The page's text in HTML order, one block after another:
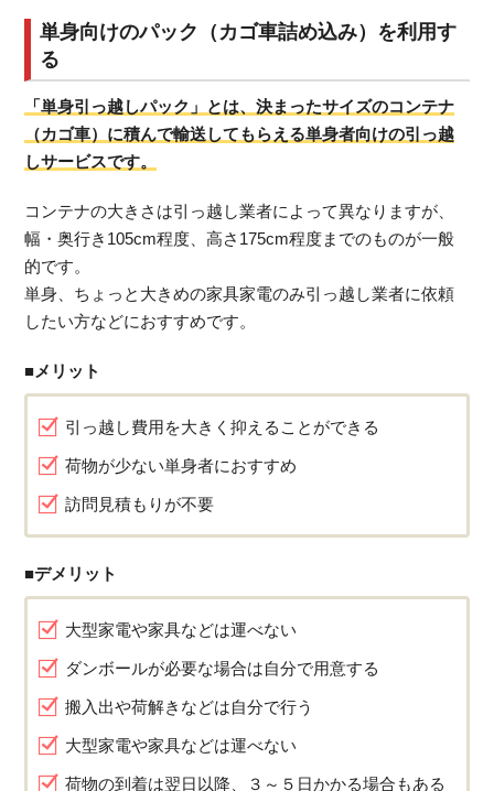
単身向けのパック（カゴ車詰め込み）を利用す
る
「単身引っ越しパック」とは、決まったサイズのコンテナ
（カゴ車）に積んで輸送してもらえる単身者向けの引っ越
しサービスです。
コンテナの大きさは引っ越し業者によって異なりますが、
幅・奥行き105cm程度、高さ175cm程度までのものが一般
的です。
単身、ちょっと大きめの家具家電のみ引っ越し業者に依頼
したい方などにおすすめです。
■メリット
引っ越し費用を大きく抑えることができる
荷物が少ない単身者におすすめ
訪問見積もりが不要
■デメリット
大型家電や家具などは運べない
ダンボールが必要な場合は自分で用意する
搬入出や荷解きなどは自分で行う
大型家電や家具などは運べない
荷物の到着は翌日以降、３～５日かかる場合もある